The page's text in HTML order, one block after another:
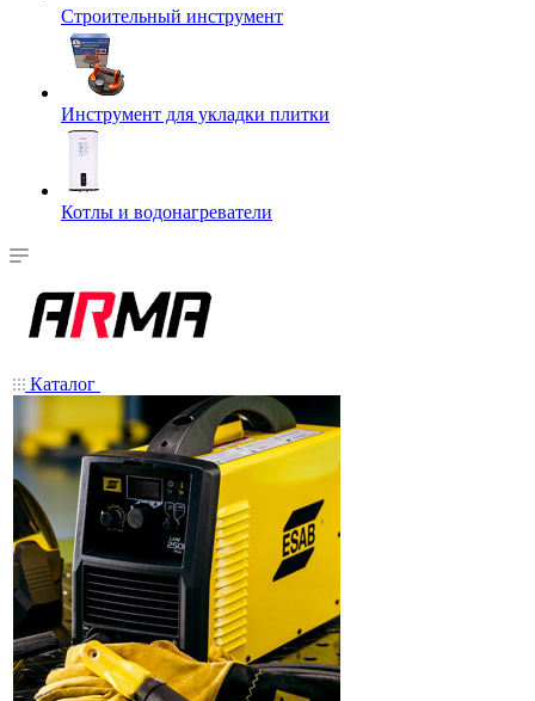
Строительный инструмент
Инструмент для укладки плитки
Котлы и водонагреватели
Каталог